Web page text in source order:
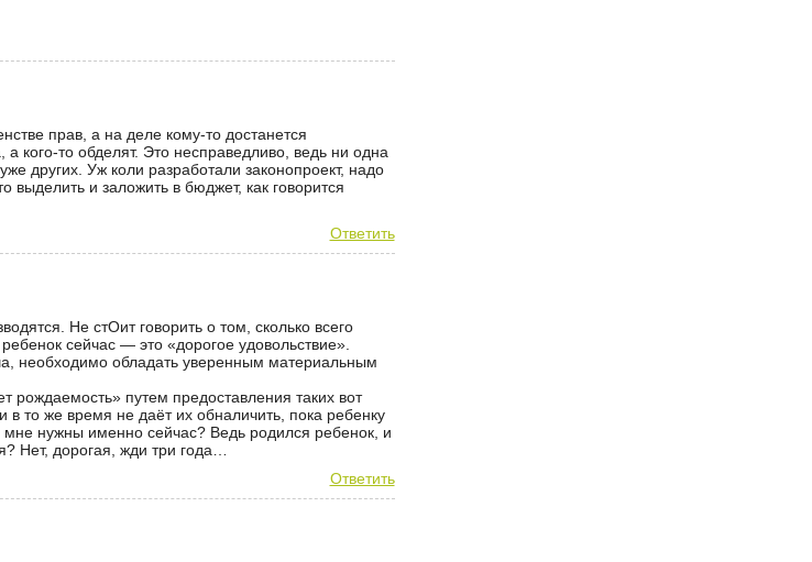
прав, а на деле кому-то достанется
кого-то обделят. Это несправедливо, ведь ни одна
других. Уж коли разработали законопроект, надо
выделить и заложить в бюджет, как говорится
Ответить
Не стОит говорить о том, сколько всего
сейчас — это «дорогое удовольствие».
необходимо обладать уверенным материальным
рождаемость» путем предоставления таких вот
в то же время не даёт их обналичить, пока ребенку
мне нужны именно сейчас? Ведь родился ребенок, и
Нет, дорогая, жди три года…
Ответить